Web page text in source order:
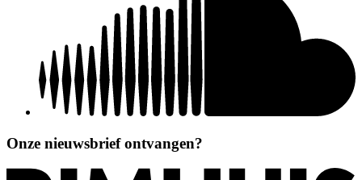
Onze nieuwsbrief ontvangen?